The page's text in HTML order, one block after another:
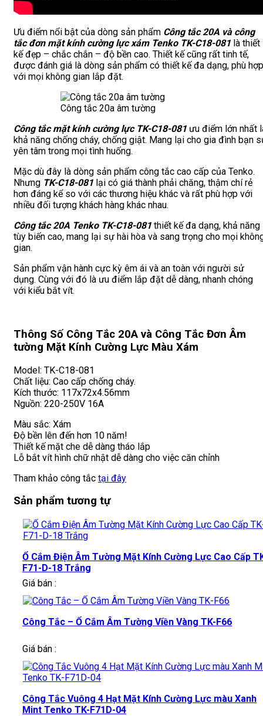
Ưu điểm nổi bật của dòng sản phẩm Công tắc 20A và công
tắc đơn mặt kính cường lực xám Tenko TK-C18-081 là thiết
kế đẹp – chắc chắn – độ bền cao. Thiết kế cũng rất tinh tế,
được đánh giá là dòng sản phẩm có thiết kế đa dạng, phù hợp
với mọi không gian lắp đặt.
Công tắc 20a âm tường
Công tắc mặt kính cường lực TK-C18-081 ưu điểm lớn nhất
khả năng chống cháy, chống giật. Mang lại cho gia đình bạn
yên tâm trong mọi tình huống.
Mặc dù đây là dòng sản phẩm công tắc cao cấp của Tenko.
Nhưng TK-C18-081 lại có giá thành phải chăng, thậm chí rẻ
hơn đáng kể so với các thương hiệu khác và rất phù hợp với
nhiều đối tượng khách hàng khác nhau.
Công tắc 20A Tenko TK-C18-081 thiết kế đa dạng, khả năng
tùy biến cao, mang lại sự hài hòa và sang trọng cho mọi
gian.
Sản phẩm vận hành cực kỳ êm ái và an toàn với người sử
dụng. Cùng với đó là ưu điểm lắp đặt dễ dàng, nhanh chóng
với kiểu bắt vít.
Thông Số Công Tắc 20A và Công Tắc Đơn Âm
tường Mặt Kính Cường Lực Màu Xám
Model: TK-C18-081
Chất liệu: Cao cấp chống cháy.
Kích thước: 117x72x4.56mm
Nguồn: 220-250V 16A
Màu sắc: Xám
Độ bền lên đến hơn 10 năm!
Thiết kế mặt che dễ dàng tháo lắp
Lỗ bắt vít hình chữ nhật dễ dàng cho việc căn chỉnh
Tham khảo công tắc tại đây
Sản phẩm tương tự
Ổ Cắm Điện Âm Tường Mặt Kính Cường Lực Cao Cấp
F71-D-18 Trắng
Giá bán :
Công Tắc – Ổ Cắm Âm Tường Viền Vàng TK-F66
Giá bán :
Công Tắc Vuông 4 Hạt Mặt Kính Cường Lực màu Xanh
Mint Tenko TK-F71D-04